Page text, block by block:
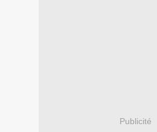
Publicité